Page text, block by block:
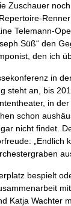
Zuschauer
Telemann-
Süß“ den
den ich
in
steht an, bis
in
schon
nicht findet.
„Endlich
bespielt
Katja Wachter